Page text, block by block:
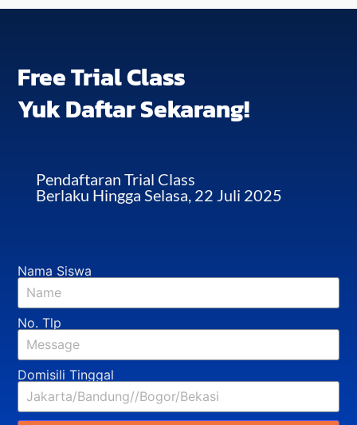
Free Trial Class
Yuk Daftar Sekarang!
Pendaftaran Trial Class
Berlaku Hingga Selasa, 22 Juli 2025
Nama Siswa
No. Tlp
Domisili Tinggal